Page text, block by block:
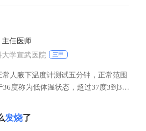
药物降温，其次针对积食本身进行相
消食颗粒，如果仍然没有缓解时建议
主任医师
学宣武医院
三甲
人腋下温度计测试五分钟，正常范围
36度称为低体温状态，超过37度3到38
超高热。引起机体发烧的原因很多，37
限，患者可以过15到20分钟重新再测
发烧了